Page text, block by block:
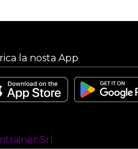
la nosta App
Srl